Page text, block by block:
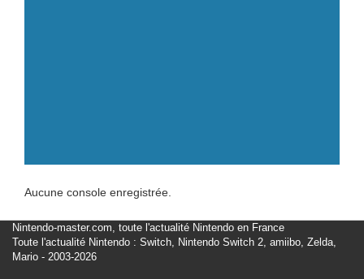
Aucune console enregistrée.
Nintendo-master.com, toute l'actualité Nintendo en France
Toute l'actualité Nintendo : Switch, Nintendo Switch 2, amiibo, Zelda,
Mario - 2003-2026